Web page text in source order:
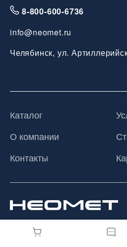
8-800-600-6736
info@neomet.ru
Челябинск, ул.
Каталог
О компании
Контакты
© 2026 ООО «Неомет», Все права